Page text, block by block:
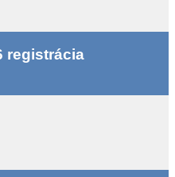
registrácia